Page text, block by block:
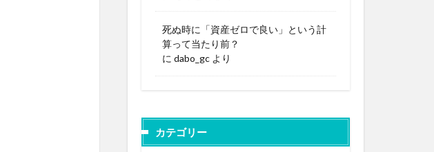
死ぬ時に「資産ゼロで良い」という計
算って当たり前？
に dabo_gc より
カテゴリー